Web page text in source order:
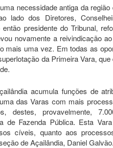
necessidade antiga da
lado dos Diretores,
presidente do Tribunal,
novamente a reivindicação
mais uma vez. Em todas as
da Primeira Vara,
acumula funções de
das Varas com mais
destes, provavelmente,
de Fazenda Pública. Esta
cíveis, quanto aos
de Açailândia, Daniel Galvão.